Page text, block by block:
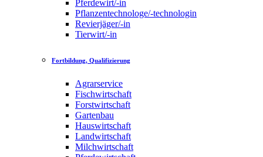
Pferdewirt/-in
Pflanzentechnologe/-technologin
Revierjäger/-in
Tierwirt/-in
Fortbildung, Qualifizierung
Agrarservice
Fischwirtschaft
Forstwirtschaft
Gartenbau
Hauswirtschaft
Landwirtschaft
Milchwirtschaft